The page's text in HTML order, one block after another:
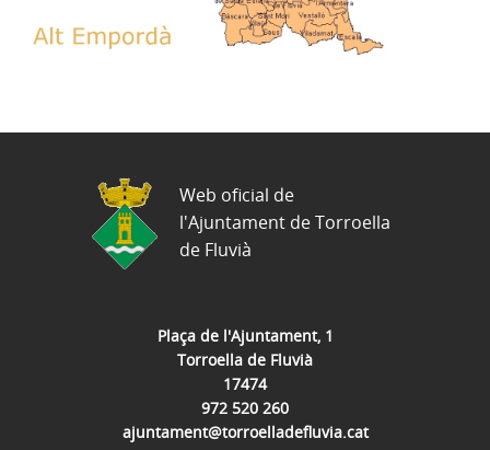
Plaça de l'Ajuntament, 1
Torroella de Fluvià
17474
972 520 260
ajuntament@torroelladefluvia.cat
Web oficial de
l'Ajuntament de Torroella
de Fluvià